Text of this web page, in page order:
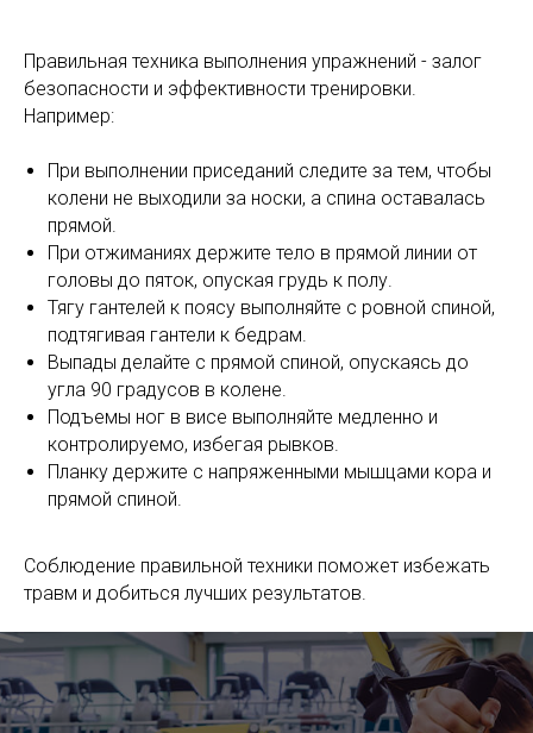
Правильная техника выполнения упражнений - залог
безопасности и эффективности тренировки.
Например:
При выполнении приседаний следите за тем, чтобы
колени не выходили за носки, а спина оставалась
прямой.
При отжиманиях держите тело в прямой линии от
головы до пяток, опуская грудь к полу.
Тягу гантелей к поясу выполняйте с ровной спиной,
подтягивая гантели к бедрам.
Выпады делайте с прямой спиной, опускаясь до
угла 90 градусов в колене.
Подъемы ног в висе выполняйте медленно и
контролируемо, избегая рывков.
Планку держите с напряженными мышцами кора и
прямой спиной.
Соблюдение правильной техники поможет избежать
травм и добиться лучших результатов.